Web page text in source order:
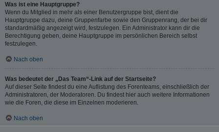
Was ist eine Hauptgruppe?
Wenn du Mitglied in mehr als einer Benutzergruppe bist, dient die
Hauptgruppe dazu, deine Gruppenfarbe sowie den Gruppenrang, der bei dir
standardmäßig angezeigt wird, festzulegen. Ein Administrator kann dir die
Berechtigung geben, deine Hauptgruppe im persönlichen Bereich selbst
festzulegen.
Nach oben
Was bedeutet der „Das Team“-Link auf der Startseite?
Auf dieser Seite findest du eine Auflistung des Forenteams, einschließlich der
Administratoren, der Moderatoren. Du findest hier auch weitere Informationen
wie die Foren, die diese im Einzelnen moderieren.
Nach oben